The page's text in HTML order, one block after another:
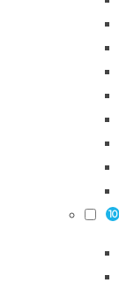
10